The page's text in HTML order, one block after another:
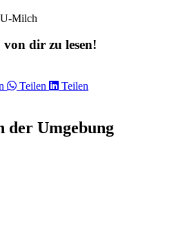
Milch
dir zu lesen!
Teilen
Teilen
der Umgebung